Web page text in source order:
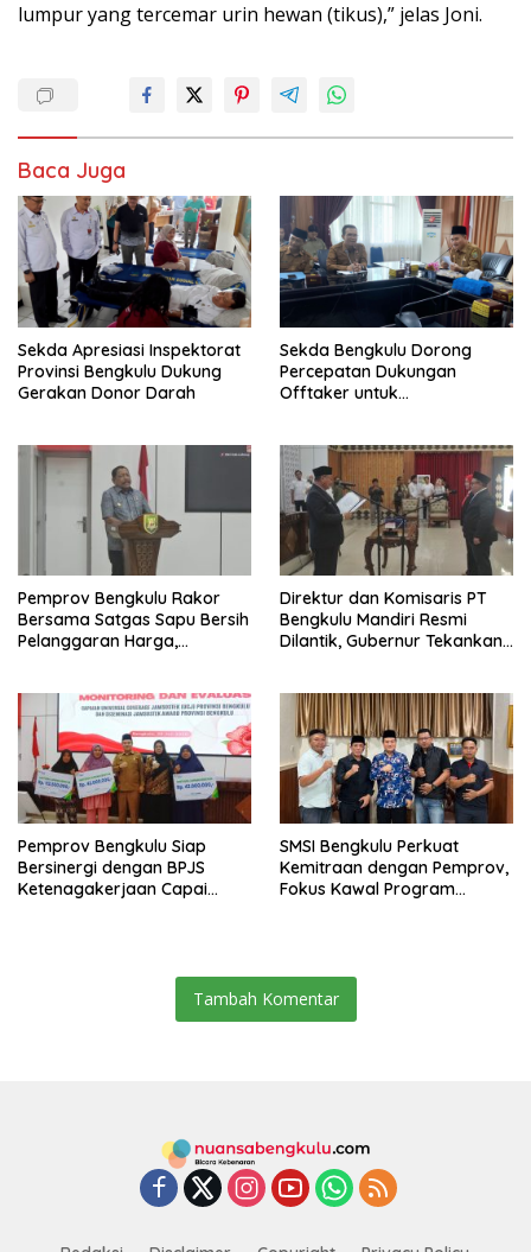
lumpur yang tercemar urin hewan (tikus),” jelas Joni.
Baca Juga
Sekda Apresiasi Inspektorat
Provinsi Bengkulu Dukung
Gerakan Donor Darah
Sekda Bengkulu Dorong
Percepatan Dukungan
Offtaker untuk
Pemprov Bengkulu Rakor
Bersama Satgas Sapu Bersih
Pelanggaran Harga,
Masih Jadi Sorotan
Direktur dan Komisaris PT
Bengkulu Mandiri Resmi
Dilantik, Gubernur Tekankan
Pemprov Bengkulu Siap
Bersinergi dengan BPJS
Ketenagakerjaan Capai
SMSI Bengkulu Perkuat
Kemitraan dengan Pemprov,
Fokus Kawal Program
Tambah Komentar